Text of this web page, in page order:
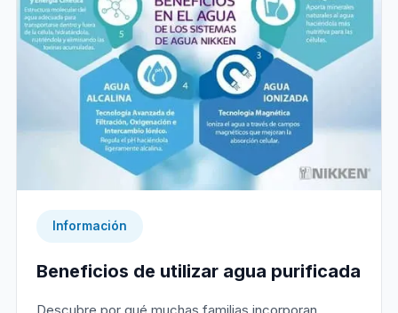
Información
Beneficios de utilizar agua purificada